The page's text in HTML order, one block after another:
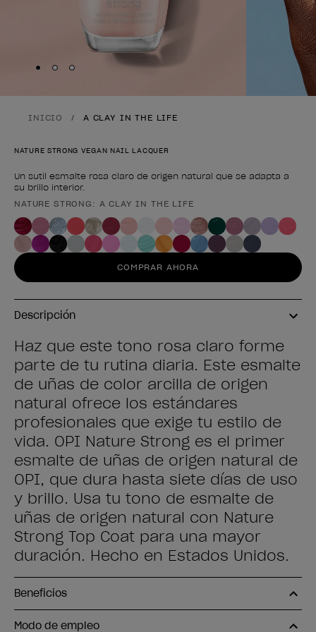
Skip to slide
Skip to slide
Skip to slide
INICIO A CLAY IN THE LIFE
NATURE STRONG VEGAN NAIL LACQUER
Un sutil esmalte rosa claro de origen natural que se adapta a
su brillo interior.
Forma del producto
NATURE STRONG: A CLAY IN THE LIFE
COMPRAR AHORA
Descripción
Haz que este tono rosa claro forme
parte de tu rutina diaria. Este esmalte
de uñas de color arcilla de origen
natural ofrece los estándares
profesionales que exige tu estilo de
vida. OPI Nature Strong es el primer
esmalte de uñas de origen natural de
OPI, que dura hasta siete días de uso
y brillo. Usa tu tono de esmalte de
uñas de origen natural con Nature
Strong Top Coat para una mayor
duración. Hecho en Estados Unidos.
Beneficios
Modo de empleo